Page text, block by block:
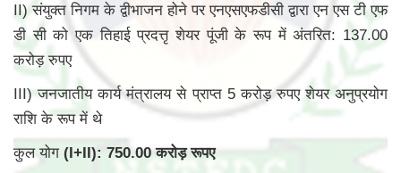
II) संयुक्त निगम के द्वीभाजन होने पर एनएसएफडीसी द्वारा एन एस टी एफ
डी सी को एक तिहाई प्रदत्तृ शेयर पूंजी के रूप में अंतरित: 137.00
करोड़ रुपए
III) जनजातीय कार्य मंत्रालय से प्राप्त 5 करोड़ रुपए शेयर अनुप्रयोग
राशि के रूप में थे
कुल योग (I+II): 750.00 करोड़ रूपए